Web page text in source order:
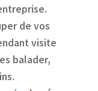
de vos
visite
balader,